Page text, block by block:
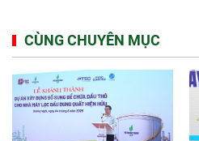
CÙNG CHUYÊN MỤC